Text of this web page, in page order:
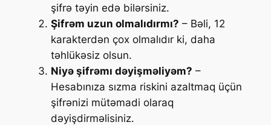
şifrə təyin edə bilərsiniz.
Şifrəm uzun olmalıdırmı? – Bəli, 12
karakterdən çox olmalıdır ki, daha
təhlükəsiz olsun.
Niyə şifrəmı dəyişməliyəm? –
Hesabınıza sızma riskini azaltmaq üçün
şifrənizi mütəmadi olaraq
dəyişdirməlisiniz.